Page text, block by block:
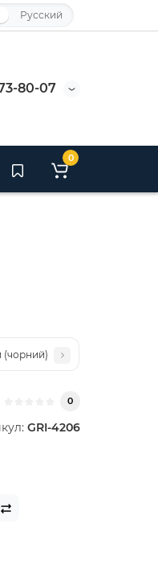
Русский
80-07
0
(чорний)
0
GRI-4206